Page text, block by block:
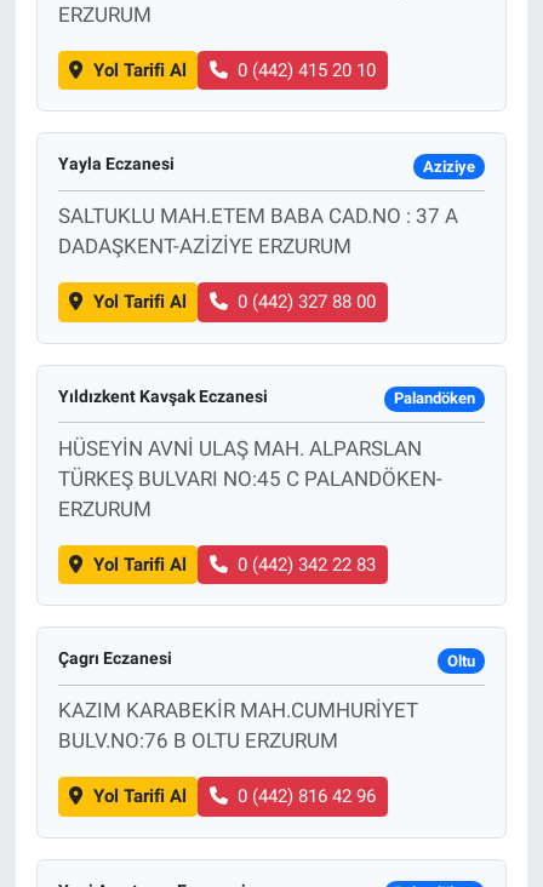
ERZURUM
Yol Tarifi Al 0 (442) 415 20 10
Yayla Eczanesi Aziziye
SALTUKLU MAH.ETEM BABA CAD.NO : 37 A
DADAŞKENT-AZİZİYE ERZURUM
Yol Tarifi Al 0 (442) 327 88 00
Yıldızkent Kavşak Eczanesi Palandöken
HÜSEYİN AVNİ ULAŞ MAH. ALPARSLAN
TÜRKEŞ BULVARI NO:45 C PALANDÖKEN-
ERZURUM
Yol Tarifi Al 0 (442) 342 22 83
Çagrı Eczanesi Oltu
KAZIM KARABEKİR MAH.CUMHURİYET
BULV.NO:76 B OLTU ERZURUM
Yol Tarifi Al 0 (442) 816 42 96